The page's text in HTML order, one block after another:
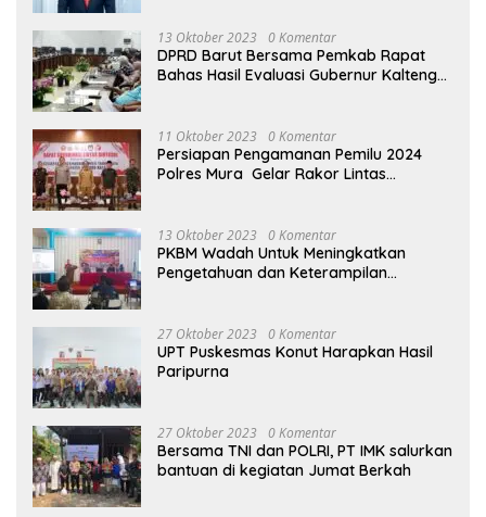
13 Oktober 2023 0 Komentar
DPRD Barut Bersama Pemkab Rapat
Bahas Hasil Evaluasi Gubernur Kalteng
11 Oktober 2023 0 Komentar
Persiapan Pengamanan Pemilu 2024
Polres Mura Gelar Rakor Lintas
13 Oktober 2023 0 Komentar
PKBM Wadah Untuk Meningkatkan
Pengetahuan dan Keterampilan
27 Oktober 2023 0 Komentar
UPT Puskesmas Konut Harapkan Hasil
Paripurna
27 Oktober 2023 0 Komentar
Bersama TNI dan POLRI, PT IMK salurkan
bantuan di kegiatan Jumat Berkah